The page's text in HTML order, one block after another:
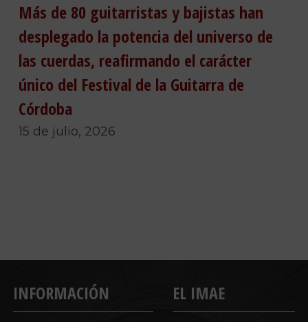
Más de 80 guitarristas y bajistas han
desplegado la potencia del universo de
las cuerdas, reafirmando el carácter
único del Festival de la Guitarra de
Córdoba
15 de julio, 2026
INFORMACIÓN EL IMAE